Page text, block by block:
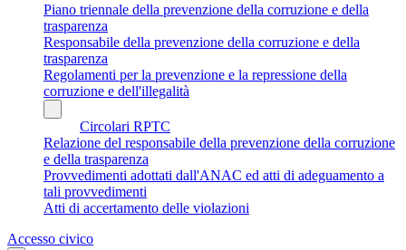
Piano triennale della prevenzione della corruzione e della
trasparenza
Responsabile della prevenzione della corruzione e della
trasparenza
Regolamenti per la prevenzione e la repressione della
corruzione e dell'illegalità
Circolari RPTC
Relazione del responsabile della prevenzione della corruzione
e della trasparenza
Provvedimenti adottati dall'ANAC ed atti di adeguamento a
tali provvedimenti
Atti di accertamento delle violazioni
Accesso civico